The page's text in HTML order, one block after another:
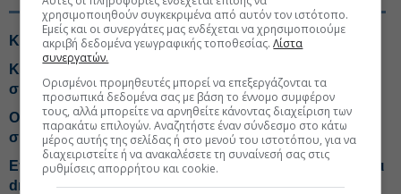
Κόλλιας: Η πρόταση για την επαγγελματική ασφάλιση
Κεραμέως: Θεσπίζουμε τη δυνατότητα για
συμπληρωματική σύνταξη
Οκτώ στους 10 ασφαλισμένους φοβούνται για τις
συντάξεις τους
Επιθεώρηση Εργασίας: Μπαράζ ελέγχων με tablets και
drones
χρησιμοποιηθούν συγκεκριμένα από αυτόν τον ιστότοπο.
Εμείς και οι συνεργάτες μας ενδέχεται να χρησιμοποιούμε
ακριβή δεδομένα γεωγραφικής τοποθεσίας.Λίστα
συνεργατών.
Ορισμένοι προμηθευτές μπορεί να επεξεργάζονται τα
προσωπικά δεδομένα σας με βάση το έννομο συμφέρον
τους, αλλά μπορείτε να αρνηθείτε κάνοντας διαχείριση των
παρακάτω επιλογών. Αναζητήστε έναν σύνδεσμο στο κάτω
μέρος αυτής της σελίδας ή στο μενού του ιστοτόπου, για να
διαχειριστείτε ή να ανακαλέσετε τη συναίνεσή σας στις
ρυθμίσεις απορρήτου και cookie.